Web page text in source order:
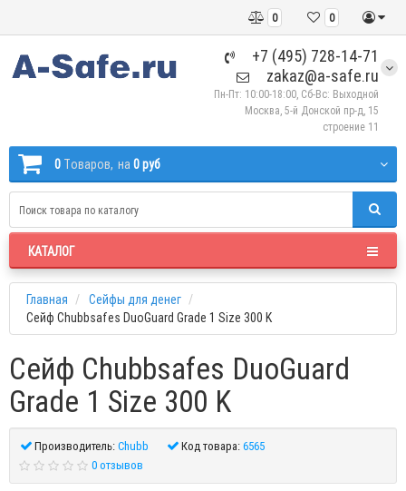
0
0
+7 (495) 728-14-71
zakaz@a-safe.ru
Пн-Пт: 10:00-18:00, Сб-Вс: Выходной
Москва, 5-й Донской пр-д, 15
строение 11
0 Tоваров, на 0 руб
КАТАЛОГ
Главная
Сейфы для денег
Сейф Chubbsafes DuoGuard Grade 1 Size 300 K
Сейф Chubbsafes DuoGuard
Grade 1 Size 300 K
Производитель:Chubb Код товара:6565
0 отзывов